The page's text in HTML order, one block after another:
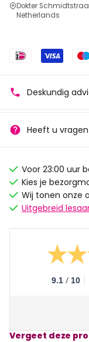
Dokter
Netherlands
Deskundig
Heeft u
Voor 23:00 uur
Kies je
Wij tonen onze
Uitgebreid
9.1 / 10
Vergeet deze